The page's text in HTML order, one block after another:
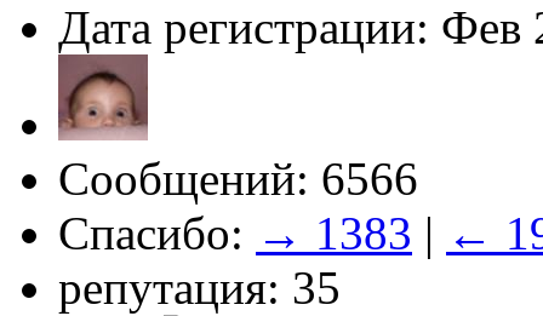
Дата регистрации: Фев
Сообщений: 6566
Спасибо: → 1383 | ←
репутация: 35